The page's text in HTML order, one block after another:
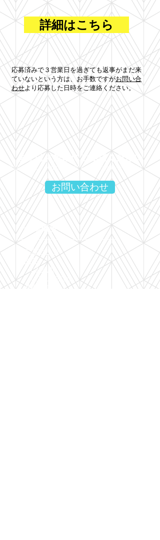
詳細はこちら
応募済みで３営業日を過ぎても返事がまだ来
ていないという方は、​お手数ですがお問い合
わせより応募した日時をご連絡ください。
まずはお気軽にご相談ください
電話またはメールでいつでもお問い合わせください。
お問い合わせ
企業概要
​ごあいさつ
概要
∟ 組織図
∟ ワークフロー
基本方針